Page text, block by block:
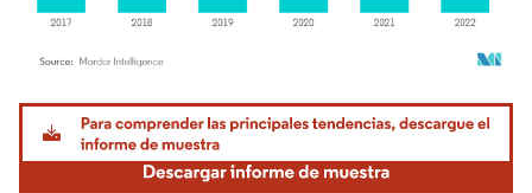
Imagen © Mordor Intelligence. El uso requiere atribución según CC BY 4.0.